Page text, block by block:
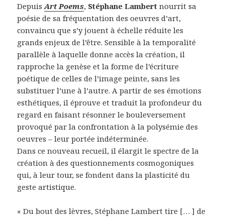
DepuisArt Poems, Stéphane Lambert nourrit sa
poésie de sa fréquentation des oeuvres d’art,
convaincu que s’y jouent à échelle réduite les
grands enjeux de l’être. Sensible à la temporalité
parallèle à laquelle donne accès la création, il
rapproche la genèse et la forme de l’écriture
poétique de celles de l’image peinte, sans les
substituer l’une à l’autre. A partir de ses émotions
esthétiques, il éprouve et traduit la profondeur du
regard en faisant résonner le bouleversement
provoqué par la confrontation à la polysémie des
oeuvres – leur portée indéterminée.
Dans ce nouveau recueil, il élargit le spectre de la
création à des questionnements cosmogoniques
qui, à leur tour, se fondent dans la plasticité du
geste artistique.
« Du bout des lèvres, Stéphane Lambert tire [… ] de